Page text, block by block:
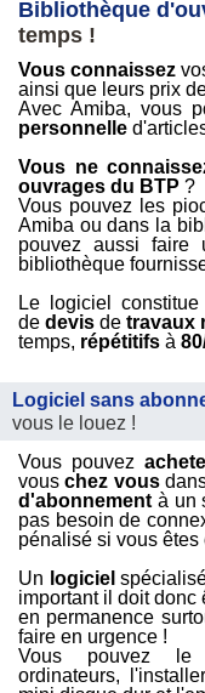
Bibliothèque
temps !
Vous connaissez
ainsi que leurs prix
Avec Amiba, vous
personnelle
Vous ne
ouvrages du BTP ?
Vous pouvez les
Amiba ou dans la
pouvez aussi faire
bibliothèque
Le logiciel
de devis de travaux
temps, répétitifs à
Logiciel sans
vous le louez !
Vous pouvez
vouschez vous
d'abonnement à un
pas besoin de
pénalisé si vous
Un logiciel
important il doit
en permanence
faire en urgence !
Vous pouvez
ordinateurs,